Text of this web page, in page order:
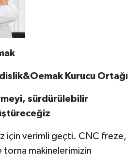
Kurucu Ortağı
sürdürülebilir
için verimli geçti. CNC freze,
torna makinelerimizin